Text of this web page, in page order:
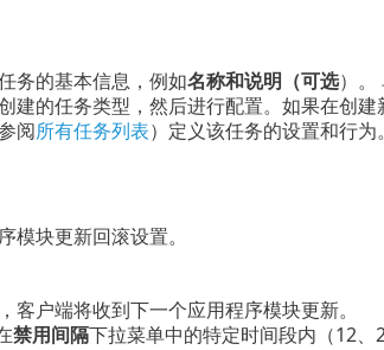
务的基本信息，例如名称和说明（可选）。
建的任务类型，然后进行配置。如果在创
阅所有任务列表）定义该任务的设置和行为。
模块更新回滚设置。
客户端将收到下一个应用程序模块更新。
禁用间隔下拉菜单中的特定时间段内（12、